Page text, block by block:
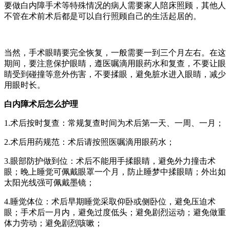
要做白内障手术等特殊情况的病人需要家人陪床照顾，其他人
不管在术前术后都是可以自行照顾自己的生活起居的。
当然，手术眼睛要完全恢复，一般需要一到三个月左右。在这
期间，要注意保护眼睛，遵医嘱滴用眼药水和复查，不要让眼
睛受到碰撞等意外伤害，不要揉眼，避免脏水进入眼睛，减少
用眼时长。
白内障术后怎么护理
1.术后按时复查：常规复查时间为术后第一天、一周、一月；
2.术后用药规范：术后请按照医嘱滴用眼药水；
3.眼部防护做到位：术后不能用手揉眼睛，避免外力撞击术
眼；晚上睡觉可佩戴眼罩一个月，防止睡梦中揉眼睛；外出如
太阳光线强可佩戴墨镜；
4.睡觉体位：术后早期睡觉采取仰卧或侧卧位，避免压迫术
眼；手术后一月内，避免过度低头；避免剧烈运动；避免做重
体力劳动；避免剧烈咳嗽；